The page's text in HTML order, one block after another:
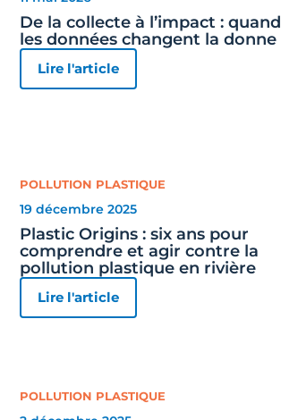
De la collecte à l’impact : quand
les données changent la donne
Lire l'article
POLLUTION PLASTIQUE
19 décembre 2025
Plastic Origins : six ans pour
comprendre et agir contre la
pollution plastique en rivière
Lire l'article
POLLUTION PLASTIQUE